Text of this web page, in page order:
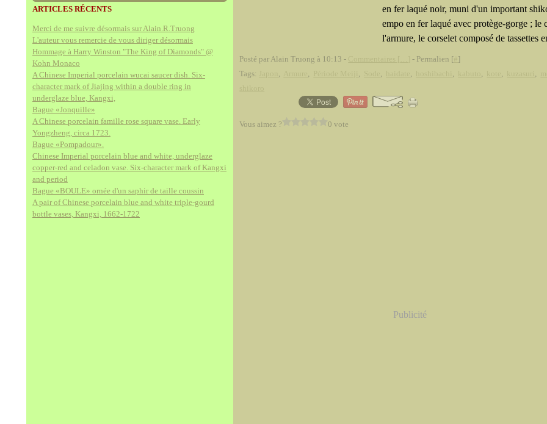
ARTICLES RÉCENTS
Merci de me suivre désormais sur Alain.R.Truong
L'auteur vous remercie de vous diriger désormais
Hommage à Harry Winston "The King of Diamonds" @
Kohn Monaco
A Chinese Imperial porcelain wucai saucer dish. Six-
character mark of Jiajing within a double ring in
underglaze blue, Kangxi,
Bague «Jonquille»
A Chinese porcelain famille rose square vase. Early
Yongzheng, circa 1723.
Bague «Pompadour».
Chinese Imperial porcelain blue and white, underglaze
copper-red and celadon vase. Six-character mark of Kangxi
and period
Bague «BOULE» ornée d'un saphir de taille coussin
A pair of Chinese porcelain blue and white triple-gourd
bottle vases, Kangxi, 1662-1722
en fer laqué noir, muni d'un important
empo en fer laqué avec protège-gorge ; le
l'armure, le corselet composé de tassettes
Posté par Alain Truong à 10:13 - - Permalien [ ]
Tags:
, , , , , , , , ,
Vous aimez ? 0 vote
Publicité